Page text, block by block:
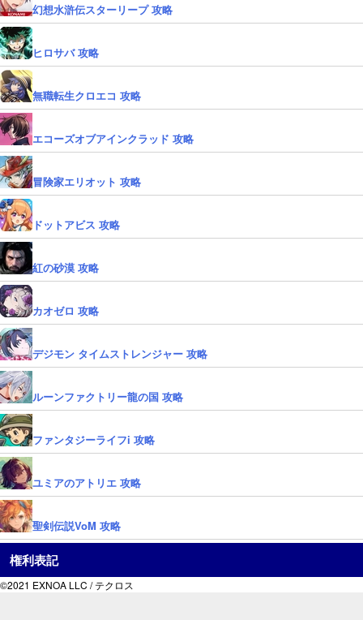
幻想水滸伝スターリープ 攻略
ヒロサバ 攻略
無職転生クロエコ 攻略
エコーズオブアインクラッド 攻略
冒険家エリオット 攻略
ドットアビス 攻略
紅の砂漠 攻略
カオゼロ 攻略
デジモン タイムストレンジャー 攻略
ルーンファクトリー龍の国 攻略
ファンタジーライフi 攻略
ユミアのアトリエ 攻略
聖剣伝説VoM 攻略
権利表記
©2021 EXNOA LLC / テクロス